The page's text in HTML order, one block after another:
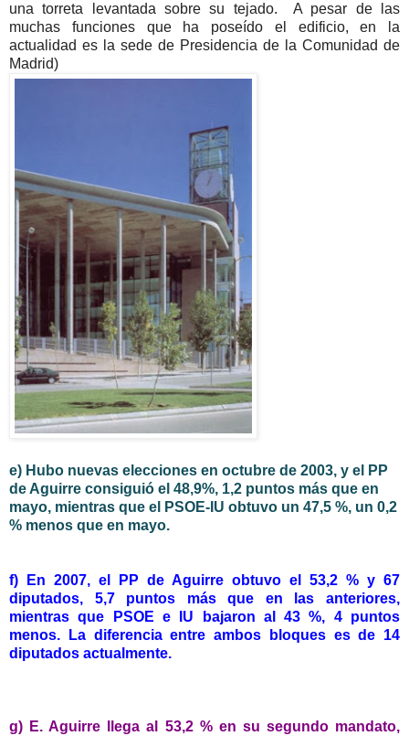
una torreta levantada sobre su tejado. A pesar de las
muchas funciones que ha poseído el edificio, en la
actualidad es la sede de Presidencia de la Comunidad de
Madrid)
e) Hubo nuevas elecciones en octubre de 2003, y el PP
de Aguirre consiguió el 48,9%, 1,2 puntos más que en
mayo, mientras que el PSOE-IU obtuvo un 47,5 %, un 0,2
% menos que en mayo.
f) En 2007, el PP de Aguirre obtuvo el 53,2 % y 67
diputados, 5,7 puntos más que en las anteriores,
mientras que PSOE e IU bajaron al 43 %, 4 puntos
menos. La diferencia entre ambos bloques es de 14
diputados actualmente.
g) E. Aguirre llega al 53,2 % en su segundo mandato,